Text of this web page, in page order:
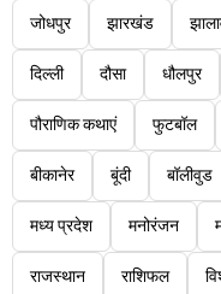
जोधपुर झारखंड
दिल्ली दौसा धौलपुर
पौराणिक कथाएं फुटबॉल
बीकानेर बूंदी बॉलीवुड
मध्य प्रदेश मनोरंजन
राजस्थान राशिफल